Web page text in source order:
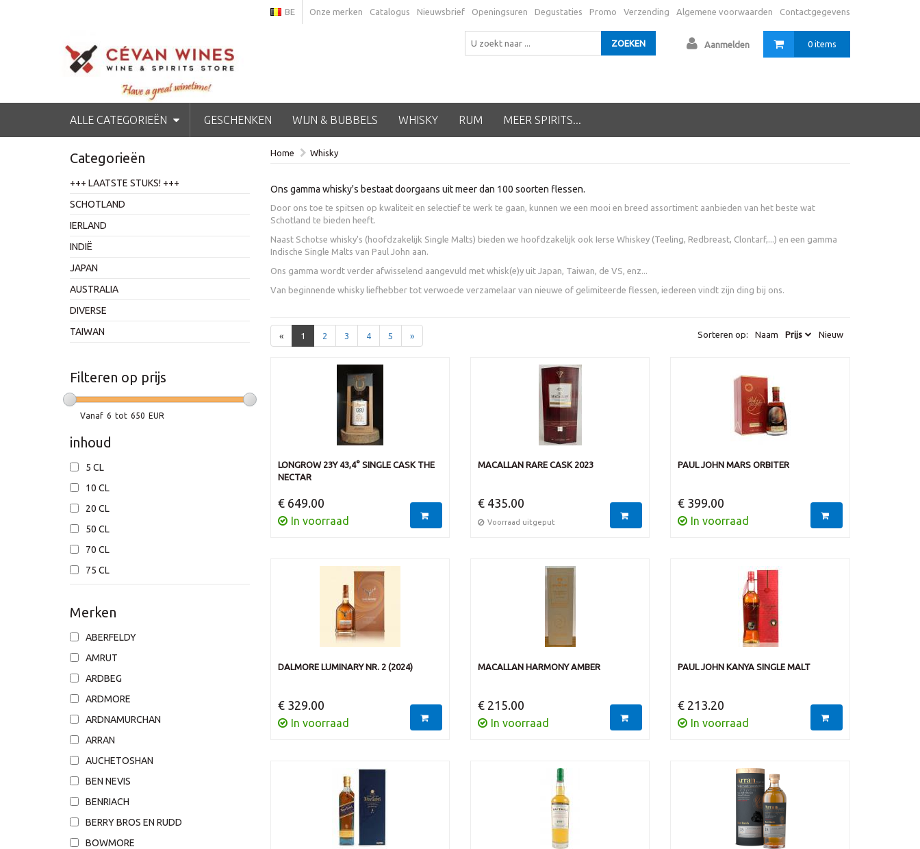
Onze merken Catalogus Nieuwsbrief Openingsuren Degustaties Promo Verzending Algemene voorwaarden Contactgegevens
BE
0 items
Aanmelden
ZOEKEN
ALLE CATEGORIEËN GESCHENKEN WIJN & BUBBELS WHISKY RUM MEER SPIRITS...
Categorieën
+++ LAATSTE STUKS! +++
SCHOTLAND
IERLAND
INDIË
JAPAN
AUSTRALIA
DIVERSE
TAIWAN
Filteren op prijs
Vanaf 6 tot 650 EUR
inhoud
5 CL
10 CL
20 CL
50 CL
70 CL
75 CL
Merken
ABERFELDY
AMRUT
ARDBEG
ARDMORE
ARDNAMURCHAN
ARRAN
AUCHETOSHAN
BEN NEVIS
BENRIACH
BERRY BROS EN RUDD
BOWMORE
Home Whisky
Ons gamma whisky's bestaat doorgaans uit meer dan 100 soorten flessen.
Door ons toe te spitsen op kwaliteit en selectief te werk te gaan, kunnen we een mooi en breed assortiment aanbieden van het beste wat
Schotland te bieden heeft.
Naast Schotse whisky's (hoofdzakelijk Single Malts) bieden we hoofdzakelijk ook Ierse Whiskey (Teeling, Redbreast, Clontarf,...) en een gamma
Indische Single Malts van Paul John aan.
Ons gamma wordt verder afwisselend aangevuld met whisk(e)y uit Japan, Taiwan, de VS, enz...
Van beginnende whisky liefhebber tot verwoede verzamelaar van nieuwe of gelimiteerde flessen, iedereen vindt zijn ding bij ons.
« 1 2 3 4 5 » Sorteren op: Naam Prijs Nieuw
LONGROW 23Y 43,4° SINGLE CASK THE
NECTAR
€ 649.00
In voorraad
MACALLAN RARE CASK 2023
€ 435.00
Voorraad uitgeput
PAUL JOHN MARS ORBITER
€ 399.00
In voorraad
DALMORE LUMINARY NR. 2 (2024)
€ 329.00
In voorraad
MACALLAN HARMONY AMBER
€ 215.00
In voorraad
PAUL JOHN KANYA SINGLE MALT
€ 213.20
In voorraad